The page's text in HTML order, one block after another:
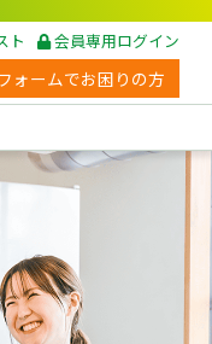
ト 会員専用ログイン
ォームでお困りの方